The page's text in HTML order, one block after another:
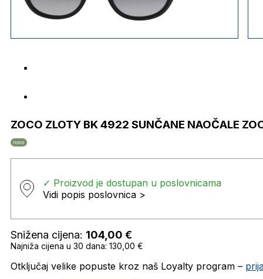
ZOCO ZLOTY BK 4922 SUNČANE NAOČALE
novo
✓ Proizvod je dostupan u poslovnicama
Vidi popis poslovnica >
Snižena cijena: 104,00 €
Najniža cijena u 30 dana: 130,00 €
Otključaj velike popuste kroz naš Loyalty program –